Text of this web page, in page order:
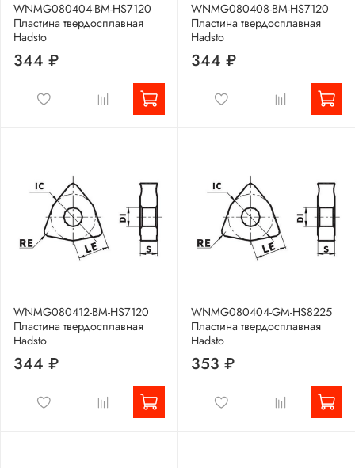
WNMG080404-BM-HS7120
Пластина твердосплавная
Hadsto
344 ₽
WNMG080408-BM-HS7120
Пластина твердосплавная
Hadsto
344 ₽
WNMG080412-BM-HS7120
Пластина твердосплавная
Hadsto
344 ₽
WNMG080404-GM-HS8225
Пластина твердосплавная
Hadsto
353 ₽